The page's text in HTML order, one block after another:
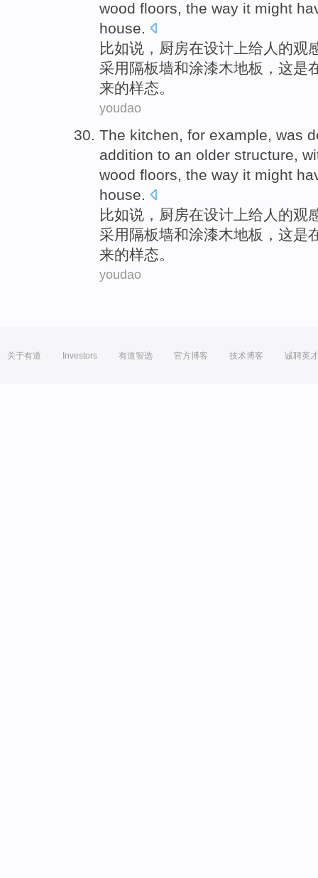
wood floors, the way it might
house.
比如说 ， 厨房在设计上给 人的观
采用 隔板墙和涂漆木地板， 这是
来的样态。
youdao
The kitchen, for example, was
addition to an older structure,
wood floors, the way it might
house.
比如说 ， 厨房在设计上给 人的观
采用 隔板墙和涂漆木地板， 这是
来的样态。
youdao
关于有道 Investors 有道智选 官方博客 技术博客 诚聘英才